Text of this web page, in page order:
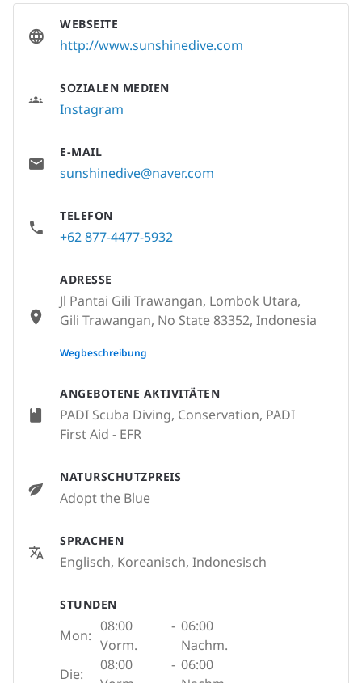
ANGEBOTENE AKTIVITÄTEN
PADI Scuba Diving, Conservation, PADI
First Aid - EFR
NATURSCHUTZPREIS
Adopt the Blue
SPRACHEN
Englisch, Koreanisch, Indonesisch
STUNDEN
Mon:
08:00
Vorm.
- 06:00
Nachm.
Die:
08:00
- 06:00
WEBSEITE
http://www.sunshinedive.com
SOZIALEN MEDIEN
Instagram
E-MAIL
sunshinedive@naver.com
TELEFON
+62 877-4477-5932
ADRESSE
Jl Pantai Gili Trawangan, Lombok Utara,
Gili Trawangan, No State 83352, Indonesia
None
Wegbeschreibung